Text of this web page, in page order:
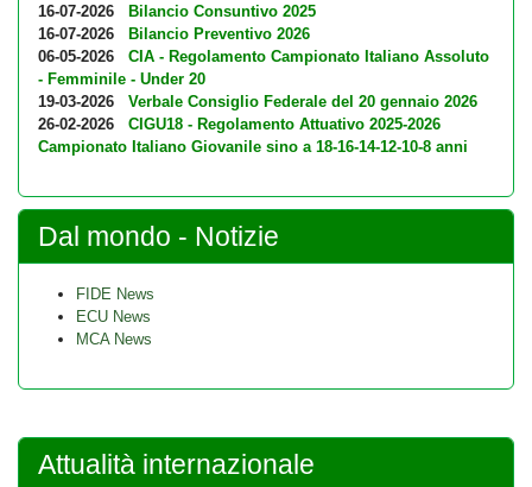
16-07-2026
Bilancio Consuntivo 2025
16-07-2026
Bilancio Preventivo 2026
06-05-2026
CIA - Regolamento Campionato Italiano Assoluto
- Femminile - Under 20
19-03-2026
Verbale Consiglio Federale del 20 gennaio 2026
26-02-2026
CIGU18 - Regolamento Attuativo 2025-2026
Campionato Italiano Giovanile sino a 18-16-14-12-10-8 anni
Dal mondo - Notizie
FIDE News
ECU News
MCA News
Attualità internazionale